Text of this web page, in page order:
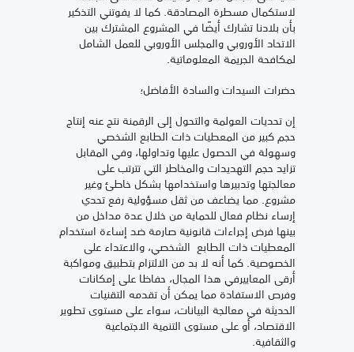
لاستكمال مسطرة المصادقة. كما لا يفوتني التذكير
بأن بلادنا تشارك أيضًا في المشروع المشترك بين
الاتحاد الأوروبي والمجلس الأوروبي للعمل الشامل
لمكافحة الجريمة المعلوماتية.
حضرات السيدات والسادة الأفاضل؛
إن تحديات العولمة والتحول إلى الرقمنة نتج عنه إنتاج
حجم كبير من المعطيات ذات الطابع الشخصي
وسهولة في الحصول عليها وتداولها، وفي المقابل
تزايد حجم التهديدات والمخاطر التي تترتب على
معالجتها وتدبيرها واستخدامها بشكل خاطئ وغير
مشروع. مما يضاعف من ثقل مسؤولية رفع تحدي
إرساء نظام فعال للحماية من خلال عدة مداخل من
بينها فرض إجراءات قانونية صارمة ضد إساءة استخدام
المعطيات ذات الطابع الشخصي، والاعتداء على
الخصوصية. كما أنه لا بد من الالتزام بتطبيق ومواكبة
أرقى المعاييرفي هذا المجال، حفاظا على إمكانات
وفرص الاستفادة مما يمكن أن تقدمه التقنيات
الحديثة في معالجة البيانات، سواء على مستوى تطوير
الاقتصاد، أو على مستوى التنمية الاجتماعية
والثقافية.